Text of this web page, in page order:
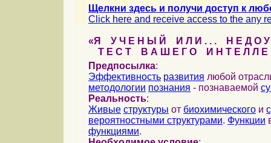
Щелкни здесь и получи доступ к
Click here and receive access to the any
«Я У Ч Е Н Ы Й И Л И . . . Н Е Д О У
Т Е С Т В А Ш Е Г О И Н Т Е Л Л Е
Предпосылка:
Эффективность развития любой
методологии познания - познаваемой
Реальность:
Живые структуры от биохимического и
вероятностными структурами. Функции
функциями.